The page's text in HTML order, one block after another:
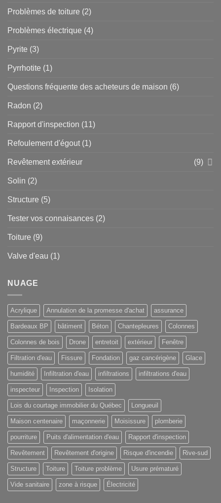
Problèmes de toiture (2)
Problèmes électrique (4)
Pyrite (3)
Pyrrhotite (1)
Questions fréquente des acheteurs de maison (6)
Radon (2)
Rapport d'inspection (11)
Refoulement d'égout (1)
Revêtement extérieur (9)
Solin (2)
Structure (5)
Tester vos connaisances (2)
Toiture (9)
Valve d'eau (1)
NUAGE
Acrylique Annulation de la promesse d'achat assurance
Bardeaux BP bâtiment Béton Chantepleures Colonnes
Colonnes de bois Drone entretoit extérieur Fenêtre
Filtration d'eau Fissure Fondation gaz cancérigène Glace
humidité Infiltration d'eau infiltrations infiltrations d'eau
inspecteur Inspection Isolation
Lois du courtage immobilier du Québec Longueuil
Maison centenaire maçonnerie Moisissure plomberie
pourriture Puits d'alimentation d'eau Rapport d'inspection
Revêtement Revêtement d'origine Risque d'incendie Rive-sud
Structure Toiture Toiture problème Usure prématuré
Vide sanitaire zone à risque Électricité